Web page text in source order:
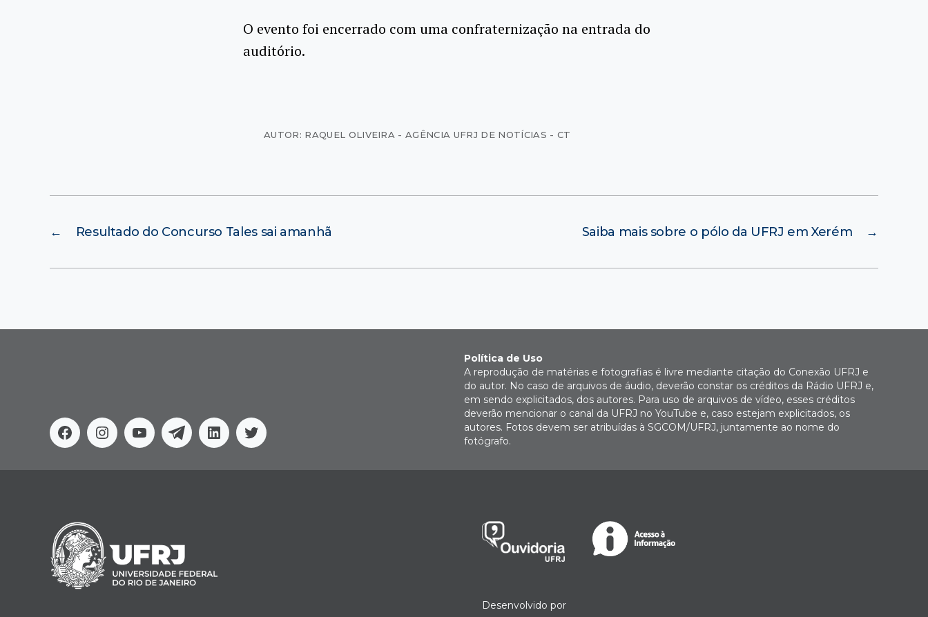
O evento foi encerrado com uma confraternização na entrada do
auditório.
AUTOR: RAQUEL OLIVEIRA - AGÊNCIA UFRJ DE NOTÍCIAS - CT
← Resultado do Concurso Tales sai amanhã →
Saiba mais sobre o pólo da UFRJ em Xerém
FacebookInstagram
YoutubeTelegramLinkedinTwitter
Política de Uso
A reprodução de matérias e fotografias é livre mediante citação do Conexão UFRJ e
do autor. No caso de arquivos de áudio, deverão constar os créditos da Rádio UFRJ e,
em sendo explicitados, dos autores. Para uso de arquivos de vídeo, esses créditos
deverão mencionar o canal da UFRJ no YouTube e, caso estejam explicitados, os
autores. Fotos devem ser atribuídas à SGCOM/UFRJ, juntamente ao nome do
fotógrafo.
Desenvolvido por